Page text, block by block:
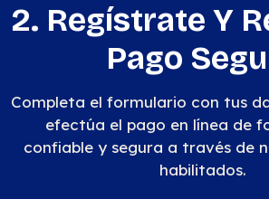
2. Regístrate Y
Pago
Completa el formulario con tus
efectúa el pago en línea de
confiable y segura a través de
habilitados.